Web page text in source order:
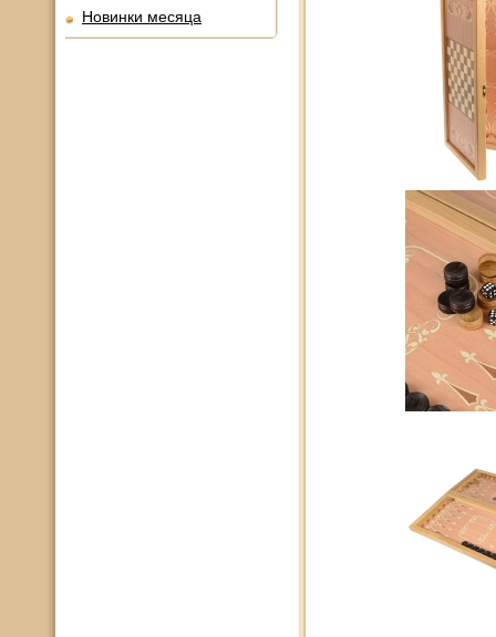
Новинки месяца